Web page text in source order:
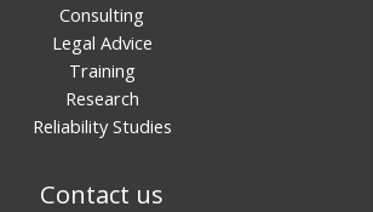
Consulting
Legal Advice
Training
Research
Reliability Studies
Contact us